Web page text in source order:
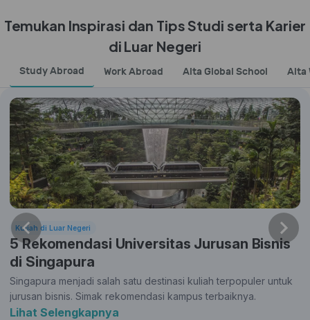
Temukan Inspirasi dan Tips Studi serta Karier
di Luar Negeri
Study Abroad Work Abroad Alta Global School Alta
Kuliah di Luar Negeri
5 Rekomendasi Universitas Jurusan Bisnis
di Singapura
Singapura menjadi salah satu destinasi kuliah terpopuler untuk
jurusan bisnis. Simak rekomendasi kampus terbaiknya.
Lihat Selengkapnya